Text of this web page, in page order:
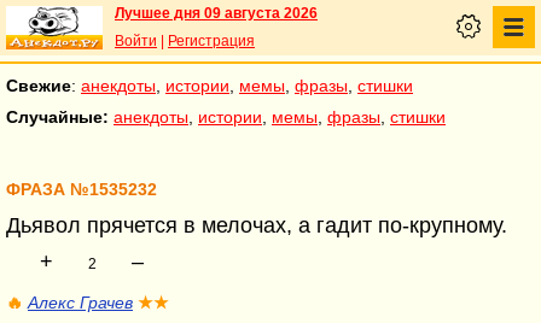
Лучшее дня 09 августа 2026
Войти
Регистрация
Свежие: анекдоты истории мемы фразы стишки
Случайные: анекдоты истории мемы фразы стишки
ФРАЗА №1535232
Дьявол прячется в мелочах, а гадит по-крупному.
+
2 –
🔥 Алекс Грачев ★★